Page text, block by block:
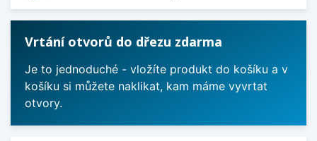
Vrtání otvorů do dřezu zdarma
Je to jednoduché - vložíte produkt do košíku a v
košíku si můžete naklikat, kam máme vyvrtat
otvory.